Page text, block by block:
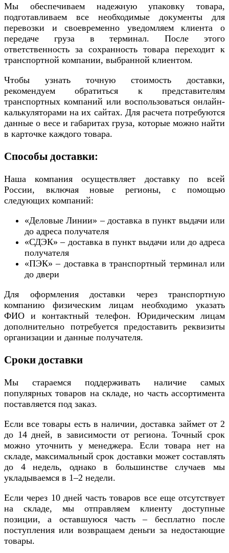
Мы обеспечиваем надежную упаковку товара,
подготавливаем все необходимые документы для
перевозки и своевременно уведомляем клиента о
передаче груза в терминал. После этого
ответственность за сохранность товара переходит к
транспортной компании, выбранной клиентом.
Чтобы узнать точную стоимость доставки,
рекомендуем обратиться к представителям
транспортных компаний или воспользоваться онлайн-
калькуляторами на их сайтах. Для расчета потребуются
данные о весе и габаритах груза, которые можно найти
в карточке каждого товара.
Способы доставки:
Наша компания осуществляет доставку по всей
России, включая новые регионы, с помощью
следующих компаний:
«Деловые Линии» – доставка в пункт выдачи или
до адреса получателя
«СДЭК» – доставка в пункт выдачи или до адреса
получателя
«ПЭК» – доставка в транспортный терминал или
до двери
Для оформления доставки через транспортную
компанию физическим лицам необходимо указать
ФИО и контактный телефон. Юридическим лицам
дополнительно потребуется предоставить реквизиты
организации и данные получателя.
Сроки доставки
Мы стараемся поддерживать наличие самых
популярных товаров на складе, но часть ассортимента
поставляется под заказ.
Если все товары есть в наличии, доставка займет от 2
до 14 дней, в зависимости от региона. Точный срок
можно уточнить у менеджера. Если товара нет на
складе, максимальный срок доставки может составлять
до 4 недель, однако в большинстве случаев мы
укладываемся в 1–2 недели.
Если через 10 дней часть товаров все еще отсутствует
на складе, мы отправляем клиенту доступные
позиции, а оставшуюся часть – бесплатно после
поступления или возвращаем деньги за недостающие
товары.